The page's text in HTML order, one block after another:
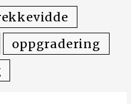
oppgradering